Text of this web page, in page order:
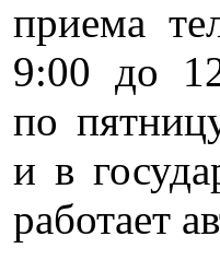
приема
9:00 до
по
и в
работает